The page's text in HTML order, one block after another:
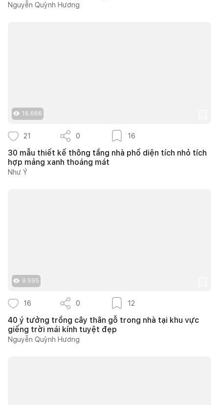
Nguyễn Quỳnh Hương
16.666
21 0 16
30 mẫu thiết kế thông tầng nhà phố diện tích nhỏ tích
hợp mảng xanh thoáng mát
Như Ý
9.595
16 0 12
40 ý tưởng trồng cây thân gỗ trong nhà tại khu vực
giếng trời mái kính tuyệt đẹp
Nguyễn Quỳnh Hương